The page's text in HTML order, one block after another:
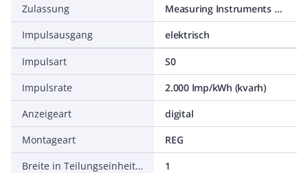
Zulassung
Measuring Instruments Directive
Impulsausgang
elektrisch
Impulsart
S0
Impulsrate
2.000 Imp/kWh (kvarh)
Anzeigeart
digital
Montageart
REG
Breite in Teilungseinheiten
1